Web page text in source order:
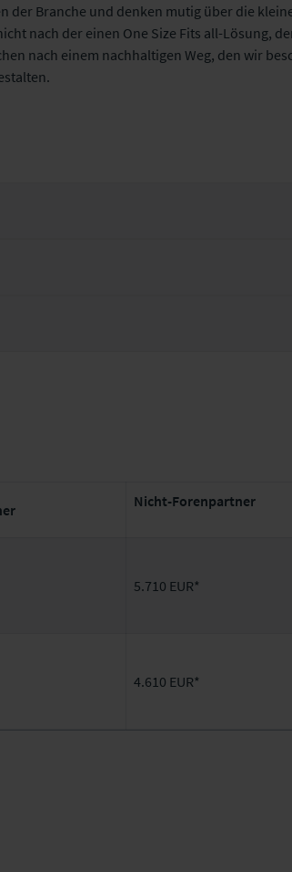
der Branche und denken mutig über die
nach der einen One Size Fits all-Lösung,
nach einem nachhaltigen Weg, den wir
Nicht-Forenpartner
5.710 EUR*
4.610 EUR*